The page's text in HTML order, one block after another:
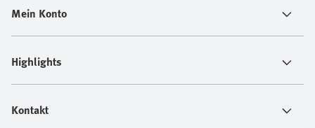
Mein Konto
Highlights
Kontakt